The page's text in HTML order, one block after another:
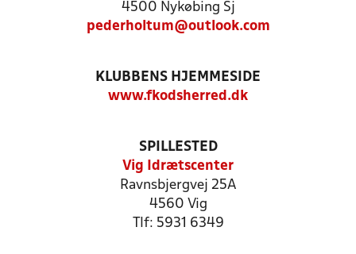
4500 Nykøbing Sj
pederholtum@outlook.com
KLUBBENS HJEMMESIDE
www.fkodsherred.dk
SPILLESTED
Vig Idrætscenter
Ravnsbjergvej 25A
4560 Vig
Tlf: 5931 6349